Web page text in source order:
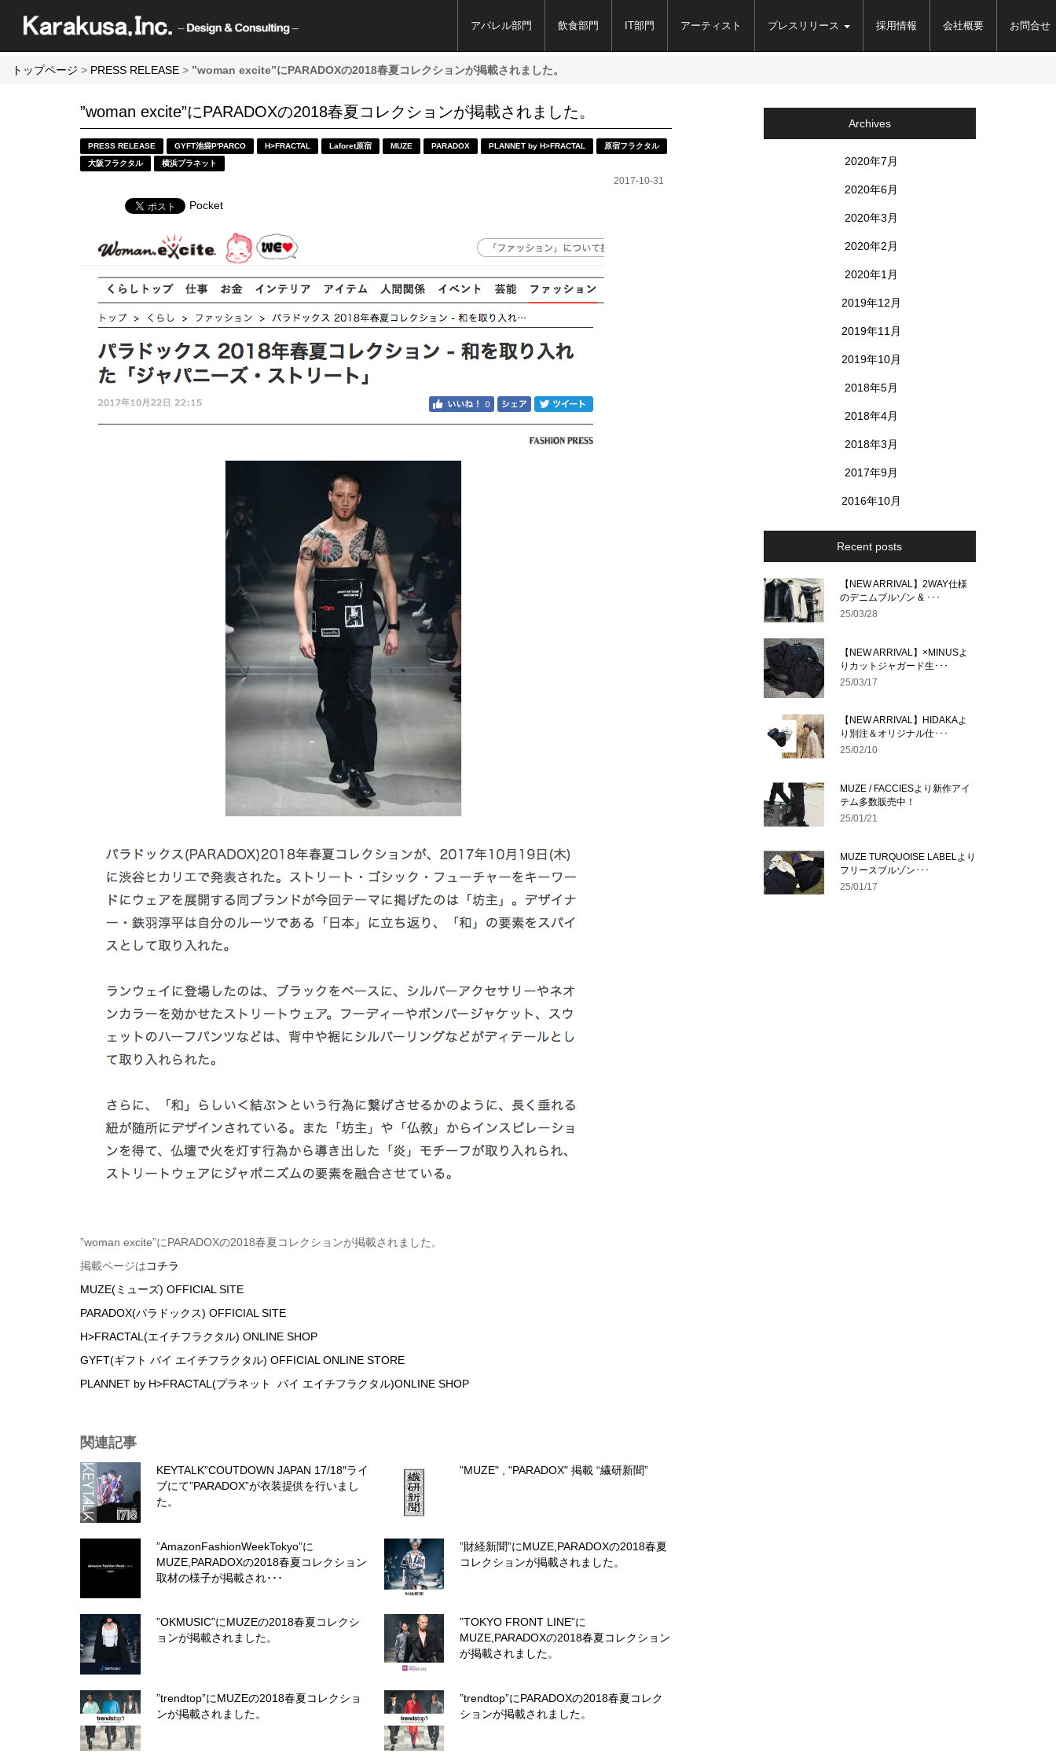
アパレル部門 飲食部門 IT部門 アーティスト プレスリリース 採用情報 会社概要 お問合せ
トップページ > PRESS RELEASE > ”woman excite”にPARADOXの2018春夏コレクションが掲載されました。
”woman excite”にPARADOXの2018春夏コレクションが掲載されました。
PRESS RELEASE GYFT池袋P'PARCO H>FRACTAL Laforet原宿 MUZE PARADOX PLANNET by H>FRACTAL
原宿フラクタル
大阪フラクタル
横浜プラネット
2017-10-31
Pocket
”woman excite”にPARADOXの2018春夏コレクションが掲載されました。
掲載ページはコチラ
MUZE(ミューズ) OFFICIAL SITE
PARADOX(パラドックス) OFFICIAL SITE
H>FRACTAL(エイチフラクタル) ONLINE SHOP
GYFT(ギフト バイ エイチフラクタル) OFFICIAL ONLINE STORE
PLANNET by H>FRACTAL(プラネット バイ エイチフラクタル)ONLINE SHOP
関連記事
KEYTALK”COUTDOWN JAPAN 17/18″ライ
ブにて”PARADOX”が衣装提供を行いまし
た。
"MUZE" , "PARADOX" 掲載 “繊研新聞”
”AmazonFashionWeekTokyo”に
MUZE,PARADOXの2018春夏コレクション
取材の様子が掲載され･･･
”財経新聞”にMUZE,PARADOXの2018春夏
コレクションが掲載されました。
”OKMUSIC”にMUZEの2018春夏コレクシ
ョンが掲載されました。
”TOKYO FRONT LINE”に
MUZE,PARADOXの2018春夏コレクション
が掲載されました。
”trendtop”にMUZEの2018春夏コレクショ
ンが掲載されました。
”trendtop”にPARADOXの2018春夏コレク
ションが掲載されました。
Archives
2020年7月
2020年6月
2020年3月
2020年2月
2020年1月
2019年12月
2019年11月
2019年10月
2018年5月
2018年4月
2018年3月
2017年9月
2016年10月
Recent posts
【NEW ARRIVAL】2WAY仕様
のデニムブルゾン & ･･･
25/03/28
【NEW ARRIVAL】×MINUSよ
りカットジャガード生･･･
25/03/17
【NEW ARRIVAL】HIDAKAよ
り別注＆オリジナル仕･･･
25/02/10
MUZE / FACCIESより新作アイ
テム多数販売中！
25/01/21
MUZE TURQUOISE LABELより
フリースブルゾン･･･
25/01/17